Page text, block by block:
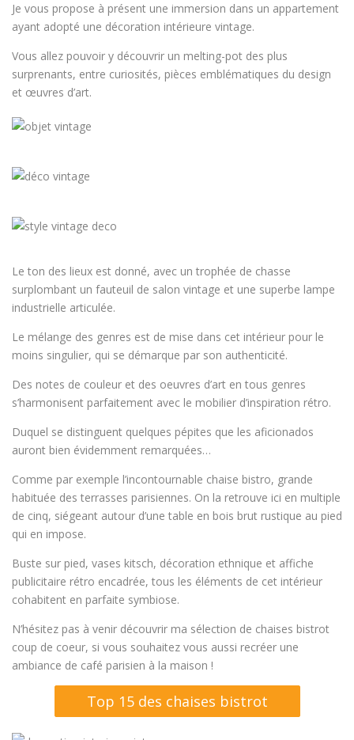
Je vous propose à présent une immersion dans un appartement
ayant adopté une décoration intérieure vintage.
Vous allez pouvoir y découvrir un melting-pot des plus
surprenants, entre curiosités, pièces emblématiques du design
et œuvres d’art.
Le ton des lieux est donné, avec un trophée de chasse
surplombant un fauteuil de salon vintage et une superbe lampe
industrielle articulée.
Le mélange des genres est de mise dans cet intérieur pour le
moins singulier, qui se démarque par son authenticité.
Des notes de couleur et des oeuvres d’art en tous genres
s’harmonisent parfaitement avec le mobilier d’inspiration rétro.
Duquel se distinguent quelques pépites que les aficionados
auront bien évidemment remarquées…
Comme par exemple l’incontournable chaise bistro, grande
habituée des terrasses parisiennes. On la retrouve ici en multiple
de cinq, siégeant autour d’une table en bois brut rustique au pied
qui en impose.
Buste sur pied, vases kitsch, décoration ethnique et affiche
publicitaire rétro encadrée, tous les éléments de cet intérieur
cohabitent en parfaite symbiose.
N’hésitez pas à venir découvrir ma sélection de chaises bistrot
coup de coeur, si vous souhaitez vous aussi recréer une
ambiance de café parisien à la maison !
Top 15 des chaises bistrot